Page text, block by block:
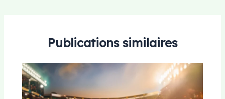
Publications similaires